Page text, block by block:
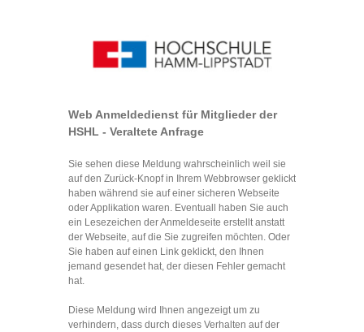
Web Anmeldedienst für Mitglieder der
HSHL - Veraltete Anfrage
Sie sehen diese Meldung wahrscheinlich weil sie
auf den Zurück-Knopf in Ihrem Webbrowser geklickt
haben während sie auf einer sicheren Webseite
oder Applikation waren. Eventuall haben Sie auch
ein Lesezeichen der Anmeldeseite erstellt anstatt
der Webseite, auf die Sie zugreifen möchten. Oder
Sie haben auf einen Link geklickt, den Ihnen
jemand gesendet hat, der diesen Fehler gemacht
hat.
Diese Meldung wird Ihnen angezeigt um zu
verhindern, dass durch dieses Verhalten auf der